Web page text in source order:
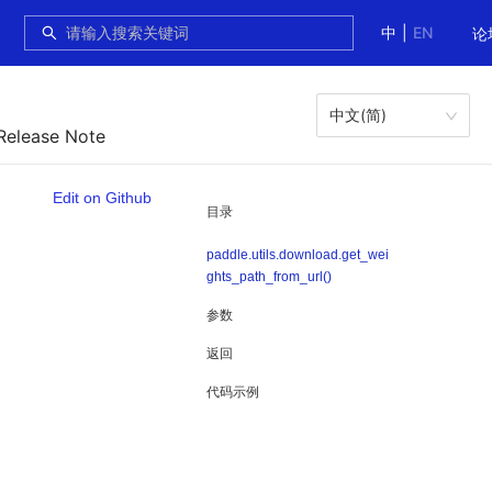
中
EN 论
Note
中文(简)
目录
paddle.utils.download.get_wei
ghts_path_from_url()
参数
返回
代码示例
Edit on Github